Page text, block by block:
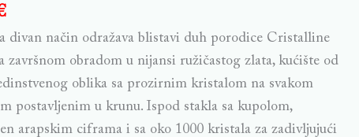
divan način odražava blistavi duh porodice Cristalline
završnom obradom u nijansi ružičastog zlata, kućište od
oblika sa prozirnim kristalom na svakom
postavljenim u krunu. Ispod stakla sa kupolom,
arapskim ciframa i sa oko 1000 kristala za zadivljujući